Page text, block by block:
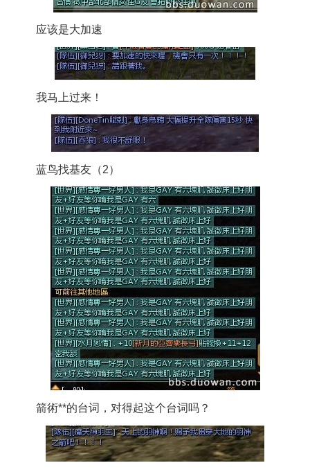
应该是大加速
我马上过来！
蓝鸟找基友（2）
箭術**的台词，对得起这个台词吗？